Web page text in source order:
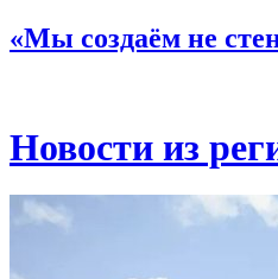
«Мы создаём не
Новости из